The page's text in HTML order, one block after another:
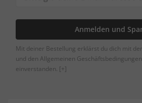
Anmelden und
Mit deiner Bestellung erklärst du dich mit
und den Allgemeinen
einverstanden. [+]